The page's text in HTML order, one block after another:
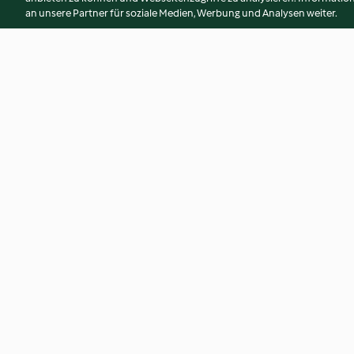
an unsere Partner für soziale Medien, Werbung und Analysen weiter.